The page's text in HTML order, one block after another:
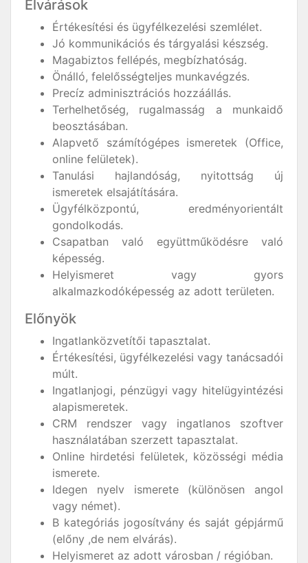
Elvárások
Értékesítési és ügyfélkezelési szemlélet.
Jó kommunikációs és tárgyalási készség.
Magabiztos fellépés, megbízhatóság.
Önálló, felelősségteljes munkavégzés.
Precíz adminisztrációs hozzáállás.
Terhelhetőség, rugalmasság a munkaidő
beosztásában.
Alapvető számítógépes ismeretek (Office,
online felületek).
Tanulási hajlandóság, nyitottság új
ismeretek elsajátítására.
Ügyfélközpontú, eredményorientált
gondolkodás.
Csapatban való együttműködésre való
képesség.
Helyismeret vagy gyors
alkalmazkodóképesség az adott területen.
Előnyök
Ingatlanközvetítői tapasztalat.
Értékesítési, ügyfélkezelési vagy tanácsadói
múlt.
Ingatlanjogi, pénzügyi vagy hitelügyintézési
alapismeretek.
CRM rendszer vagy ingatlanos szoftver
használatában szerzett tapasztalat.
Online hirdetési felületek, közösségi média
ismerete.
Idegen nyelv ismerete (különösen angol
vagy német).
B kategóriás jogosítvány és saját gépjármű
(előny ,de nem elvárás).
Helyismeret az adott városban / régióban.